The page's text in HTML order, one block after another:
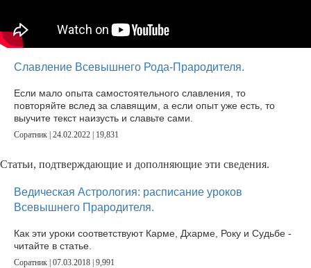
Славление Всевышнего Рода-Прародителя.
Если мало опыта самостоятельного славления, то
повторяйте вслед за славящим, а если опыт уже есть, то
выучите текст наизусть и славьте сами.
Соратник | 24.02.2022 | 19,831
Статьи, подтверждающие и дополняющие эти сведения.
Ведическая Астрология: расписание уроков
Всевышнего Прародителя.
Как эти уроки соответствуют Карме, Дхарме, Року и Судьбе -
читайте в статье.
Соратник | 07.03.2018 | 9,991